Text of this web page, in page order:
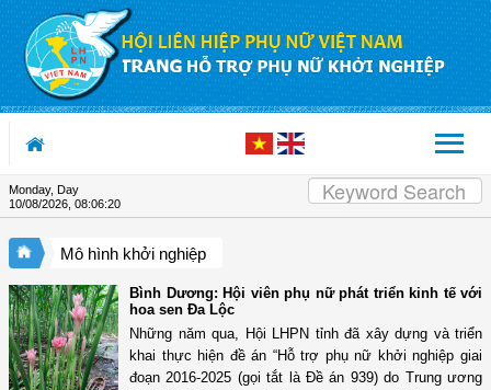
Skip to Content
Monday, Day
10/08/2026 08:06:21
Mô hình khởi nghiệp
Bình Dương: Hội viên phụ nữ phát triển kinh tế với
hoa sen Đa Lộc
Những năm qua, Hội LHPN tỉnh đã xây dựng và triển
khai thực hiện đề án “Hỗ trợ phụ nữ khởi nghiệp giai
đoạn 2016-2025 (gọi tắt là Đề án 939) do Trung ương